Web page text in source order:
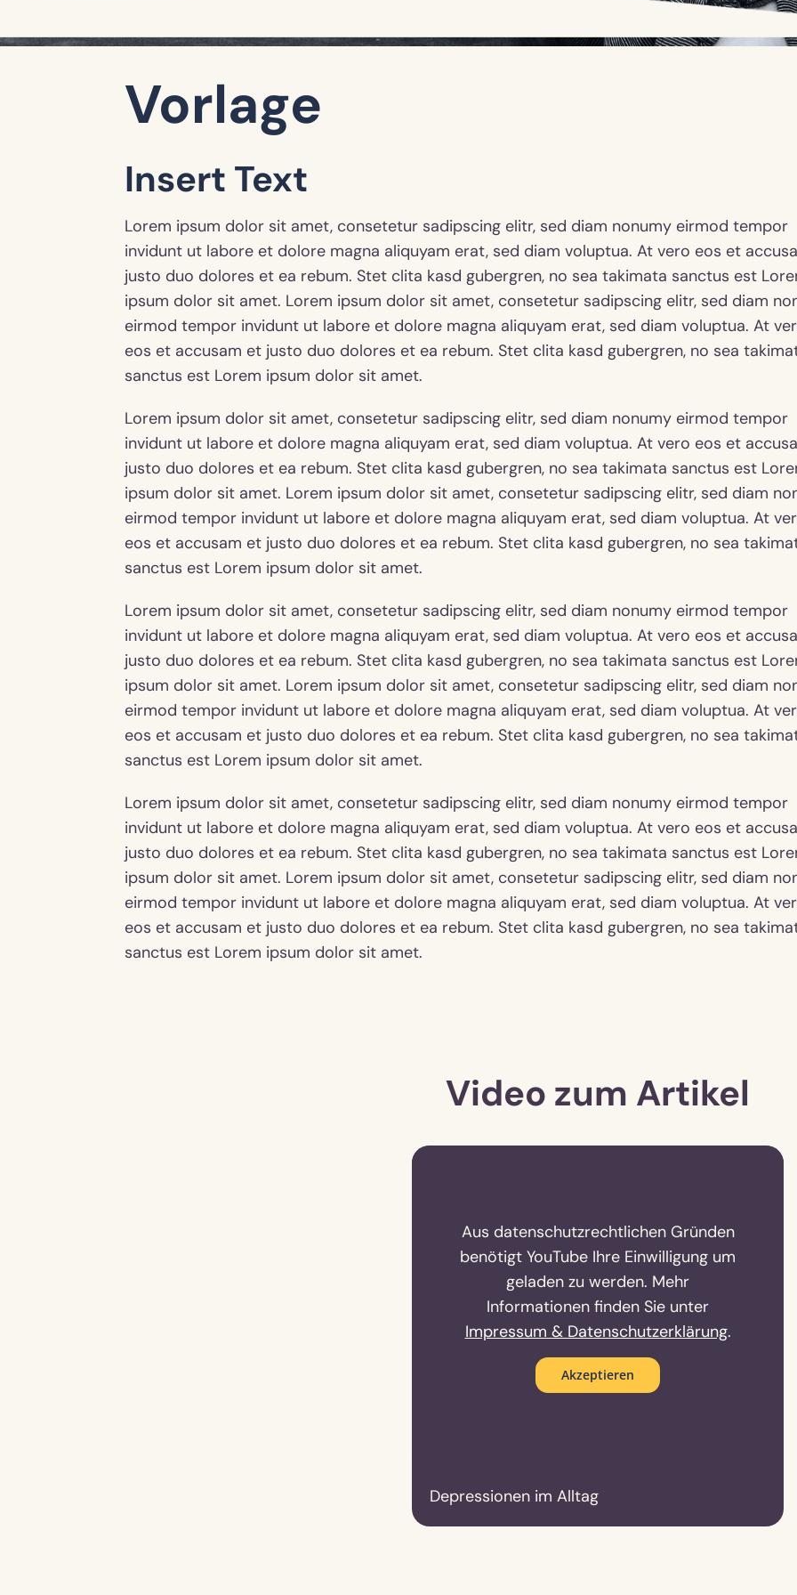
Vorlage
Insert Text
Lorem ipsum dolor sit amet, consetetur sadipscing elitr, sed diam nonumy eirmod tempor
invidunt ut labore et dolore magna aliquyam erat, sed diam voluptua. At vero eos et
justo duo dolores et ea rebum. Stet clita kasd gubergren, no sea takimata sanctus est
ipsum dolor sit amet. Lorem ipsum dolor sit amet, consetetur sadipscing elitr, sed diam
eirmod tempor invidunt ut labore et dolore magna aliquyam erat, sed diam voluptua. At
eos et accusam et justo duo dolores et ea rebum. Stet clita kasd gubergren, no sea
sanctus est Lorem ipsum dolor sit amet.
Lorem ipsum dolor sit amet, consetetur sadipscing elitr, sed diam nonumy eirmod tempor
invidunt ut labore et dolore magna aliquyam erat, sed diam voluptua. At vero eos et
justo duo dolores et ea rebum. Stet clita kasd gubergren, no sea takimata sanctus est
ipsum dolor sit amet. Lorem ipsum dolor sit amet, consetetur sadipscing elitr, sed diam
eirmod tempor invidunt ut labore et dolore magna aliquyam erat, sed diam voluptua. At
eos et accusam et justo duo dolores et ea rebum. Stet clita kasd gubergren, no sea
sanctus est Lorem ipsum dolor sit amet.
Lorem ipsum dolor sit amet, consetetur sadipscing elitr, sed diam nonumy eirmod tempor
invidunt ut labore et dolore magna aliquyam erat, sed diam voluptua. At vero eos et
justo duo dolores et ea rebum. Stet clita kasd gubergren, no sea takimata sanctus est
ipsum dolor sit amet. Lorem ipsum dolor sit amet, consetetur sadipscing elitr, sed diam
eirmod tempor invidunt ut labore et dolore magna aliquyam erat, sed diam voluptua. At
eos et accusam et justo duo dolores et ea rebum. Stet clita kasd gubergren, no sea
sanctus est Lorem ipsum dolor sit amet.
Lorem ipsum dolor sit amet, consetetur sadipscing elitr, sed diam nonumy eirmod tempor
invidunt ut labore et dolore magna aliquyam erat, sed diam voluptua. At vero eos et
justo duo dolores et ea rebum. Stet clita kasd gubergren, no sea takimata sanctus est
ipsum dolor sit amet. Lorem ipsum dolor sit amet, consetetur sadipscing elitr, sed diam
eirmod tempor invidunt ut labore et dolore magna aliquyam erat, sed diam voluptua. At
eos et accusam et justo duo dolores et ea rebum. Stet clita kasd gubergren, no sea
sanctus est Lorem ipsum dolor sit amet.
Video zum Artikel
Aus datenschutzrechtlichen Gründen
benötigt YouTube Ihre Einwilligung um
geladen zu werden. Mehr
Informationen finden Sie unter
Impressum & Datenschutzerklärung.
Akzeptieren
Depressionen im Alltag